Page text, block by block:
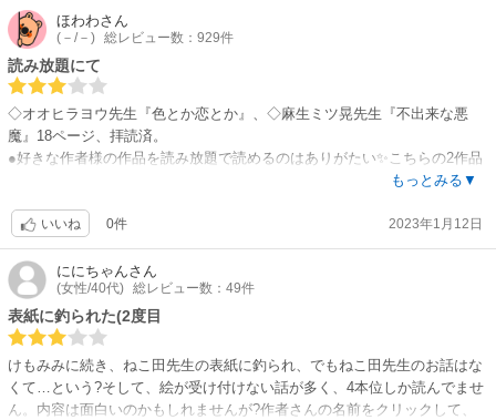
からも相変わらず先輩の男遊びは続き…。意外に純なビッチでした。⑦山
田酉子 この作品の受けが一番ビッチ。宅配のお兄ちゃんとも玄関先でヤッ
てしまう。ストーリーも一番なかった（笑）でもこの作者さん、こういう
の描くの上手い。ビッチ受けだけど、攻めは受けを大事にしてるし、読後
感は全ていいです。特集物としてはいい方だと思う。
ほわわさん
(－/－) 総レビュー数：929件
読み放題にて
◇オオヒラヨウ先生『色とか恋とか』、◇麻生ミツ晃先生『不出来な悪
魔』18ページ、拝読済。
●好きな作者様の作品を読み放題で読めるのはありがたい✨こちらの2作品
は読み切りとして楽しく読めました?他の作品は未読。●修正は白抜きか
●雑誌ではなくアンソロジーだからか、お値段高めなのと、表紙でAll読み
切りと謳っているのに連載途中の作品が入っているので★3評価。
もっとみる▼
いいね 0件 2023年1月12日
ににちゃんさん
(女性/40代) 総レビュー数：49件
表紙に釣られた(2度目
けもみみに続き、ねこ田先生の表紙に釣られ、でもねこ田先生のお話はな
くて…という?そして、絵が受け付けない話が多く、4本位しか読んでませ
ん。内容は面白いのかもしれませんが?作者さんの名前をクリックして、